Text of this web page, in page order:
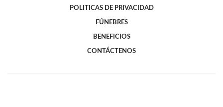
POLITICAS DE PRIVACIDAD
FÚNEBRES
BENEFICIOS
CONTÁCTENOS